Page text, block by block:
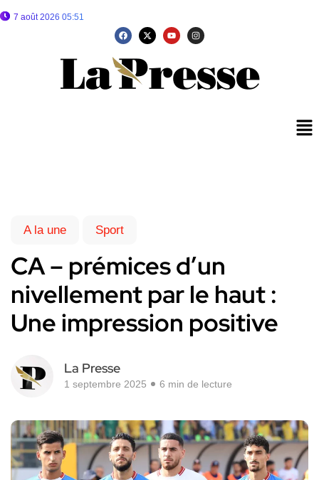
7 août 2026 05:51
A la une Sport
CA – prémices d’un
nivellement par le haut :
Une impression positive
La Presse
1 septembre 2025 6 min de lecture